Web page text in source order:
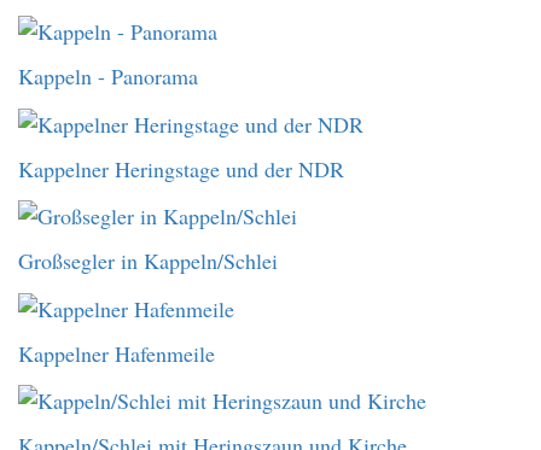
Kappeln - Panorama
Kappelner Heringstage und der NDR
Großsegler in Kappeln/Schlei
Kappelner Hafenmeile